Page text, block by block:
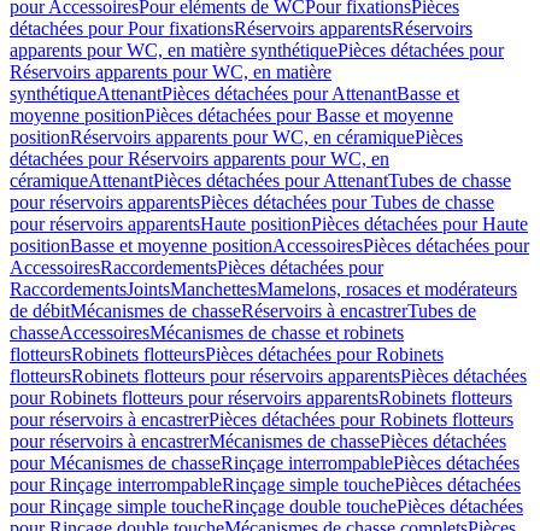
pour AccessoiresPour eléments de WCPour fixationsPièces
détachées pour Pour fixationsRéservoirs apparentsRéservoirs
apparents pour WC, en matière synthétiquePièces détachées pour
Réservoirs apparents pour WC, en matière
synthétiqueAttenantPièces détachées pour AttenantBasse et
moyenne positionPièces détachées pour Basse et moyenne
positionRéservoirs apparents pour WC, en céramiquePièces
détachées pour Réservoirs apparents pour WC, en
céramiqueAttenantPièces détachées pour AttenantTubes de chasse
pour réservoirs apparentsPièces détachées pour Tubes de chasse
pour réservoirs apparentsHaute positionPièces détachées pour Haute
positionBasse et moyenne positionAccessoiresPièces détachées pour
AccessoiresRaccordementsPièces détachées pour
RaccordementsJointsManchettesMamelons, rosaces et modérateurs
de débitMécanismes de chasseRéservoirs à encastrerTubes de
chasseAccessoiresMécanismes de chasse et robinets
flotteursRobinets flotteursPièces détachées pour Robinets
flotteursRobinets flotteurs pour réservoirs apparentsPièces détachées
pour Robinets flotteurs pour réservoirs apparentsRobinets flotteurs
pour réservoirs à encastrerPièces détachées pour Robinets flotteurs
pour réservoirs à encastrerMécanismes de chassePièces détachées
pour Mécanismes de chasseRinçage interrompablePièces détachées
pour Rinçage interrompableRinçage simple touchePièces détachées
pour Rinçage simple toucheRinçage double touchePièces détachées